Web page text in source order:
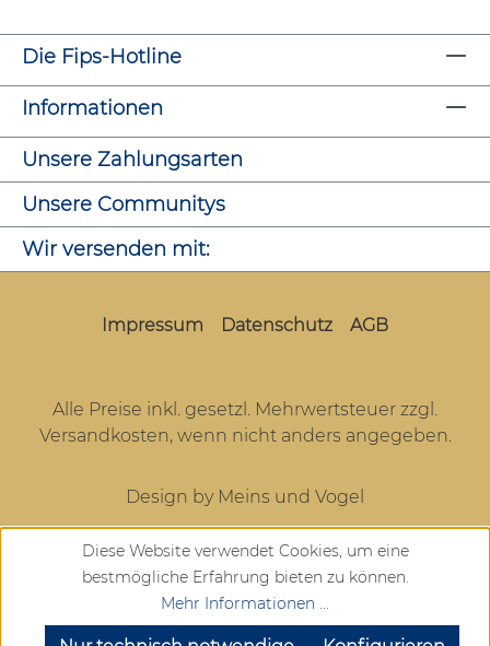
Die Fips-Hotline
Informationen
Unsere Zahlungsarten
Unsere Communitys
Wir versenden mit:
Impressum Datenschutz AGB
Alle Preise inkl. gesetzl. Mehrwertsteuer zzgl.
Versandkosten, wenn nicht anders angegeben.
Design by Meins und Vogel
Diese Website verwendet Cookies, um eine
bestmögliche Erfahrung bieten zu können.
Mehr Informationen ...
SEHR GUT (4.72 / 5)
aus904Bewertungen bei: google.com, trustedshops.de, shopvote.de ⓘ